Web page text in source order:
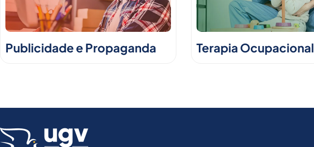
Publicidade e Propaganda Terapia Ocupacional